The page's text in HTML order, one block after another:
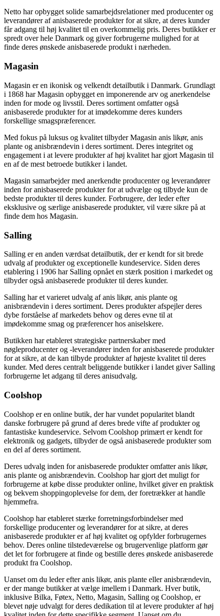
Netto har opbygget solide samarbejdsrelationer med producenter og
leverandører af anisbaserede produkter for at sikre, at deres kunder
får adgang til høj kvalitet til en overkommelig pris. Deres butikker er
spredt over hele Danmark og giver forbrugerne mulighed for at
finde deres ønskede anisbaserede produkt i nærheden.
Magasin
Magasin er en ikonisk og velkendt detailbutik i Danmark. Grundlagt
i 1868 har Magasin opbygget en imponerende arv og anerkendelse
inden for mode og livsstil. Deres sortiment omfatter også
anisbaserede produkter for at imødekomme deres kunders
forskellige smagspræferencer.
Med fokus på luksus og kvalitet tilbyder Magasin anis likør, anis
plante og anisbrændevin i deres sortiment. Deres integritet og
engagement i at levere produkter af høj kvalitet har gjort Magasin til
en af de mest betroede butikker i landet.
Magasin samarbejder med anerkendte producenter og leverandører
inden for anisbaserede produkter for at udvælge og tilbyde kun de
bedste produkter til deres kunder. Forbrugere, der leder efter
eksklusive og særlige anisbaserede produkter, vil være sikre på at
finde dem hos Magasin.
Salling
Salling er en anden værdsat detailbutik, der er kendt for sit brede
udvalg af produkter og exceptionelle kundeservice. Siden deres
etablering i 1906 har Salling opnået en stærk position i markedet og
tilbyder også anisbaserede produkter til deres kunder.
Salling har et varieret udvalg af anis likør, anis plante og
anisbrændevin i deres sortiment. Deres produkter afspejler deres
dybe forståelse af markedets behov og deres evne til at
imødekomme smag og præferencer hos aniselskere.
Butikken har etableret strategiske partnerskaber med
nøgleproducenter og -leverandører inden for anisbaserede produkter
for at sikre, at de kan tilbyde produkter af højeste kvalitet til deres
kunder. Med deres centralt beliggende butikker i landet giver Salling
forbrugerne let adgang til deres anisudvalg.
Coolshop
Coolshop er en online butik, der har vundet popularitet blandt
danske forbrugere på grund af deres brede vifte af produkter og
fantastiske kundeservice. Selvom Coolshop primært er kendt for
elektronik og gadgets, tilbyder de også anisbaserede produkter som
en del af deres sortiment.
Deres udvalg inden for anisbaserede produkter omfatter anis likør,
anis plante og anisbrændevin. Coolshop har gjort det muligt for
forbrugerne at købe disse produkter online, hvilket giver en praktisk
og bekvem shoppingoplevelse for dem, der foretrækker at handle
hjemmefra.
Coolshop har etableret stærke forretningsforbindelser med
forskellige producenter og leverandører for at sikre, at deres
anisbaserede produkter er af høj kvalitet og opfylder forbrugernes
behov. Deres online tilstedeværelse og brugervenlige platform gør
det let for forbrugere at finde og bestille deres ønskede anisbaserede
produkt fra Coolshop.
Uanset om du leder efter anis likør, anis plante eller anisbrændevin,
er der mange butikker at vælge imellem i Danmark. Hver butik,
inklusive Bilka, Føtex, Netto, Magasin, Salling og Coolshop, er
blevet nøje udvalgt for deres dedikation til at levere produkter af høj